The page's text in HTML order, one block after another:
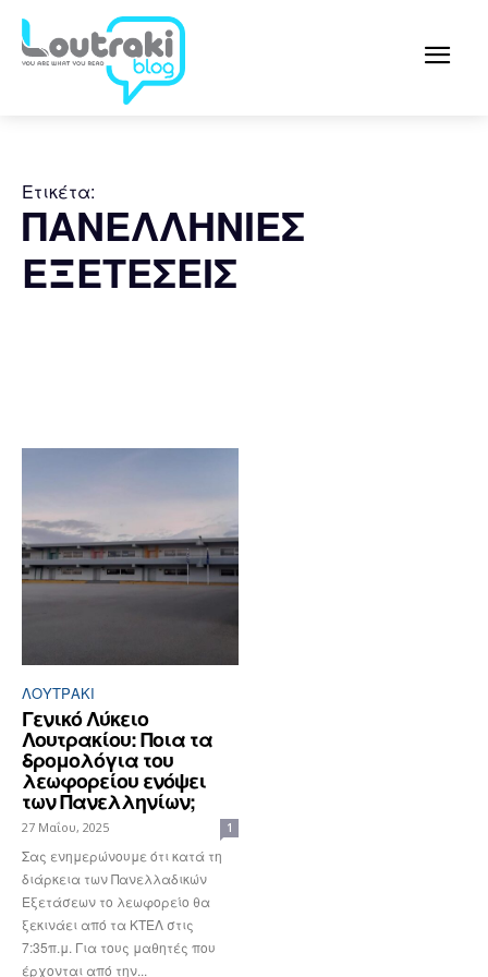
Ετικέτα:
ΠΑΝΕΛΛΗΝΙΕΣ
ΕΞΕΤΕΣΕΙΣ
ΛΟΥΤΡΆΚΙ
Γενικό Λύκειο
Λουτρακίου: Ποια τα
δρομολόγια του
λεωφορείου ενόψει
των Πανελληνίων;
27 Μαΐου, 2025 1
Σας ενημερώνουμε ότι κατά τη
διάρκεια των Πανελλαδικών
Εξετάσεων το λεωφορείο θα
ξεκινάει από τα ΚΤΕΛ στις
7:35π.μ. Για τους μαθητές που
έρχονται από την...